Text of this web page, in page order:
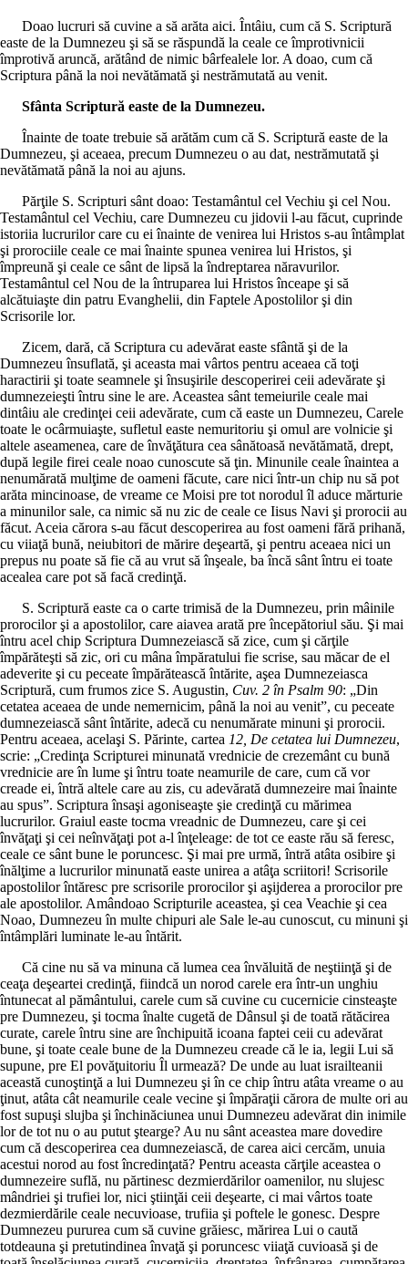
Doao lucruri să cuvine a să arăta aici. Întâiu, cum că S. Scriptură
easte de la Dumnezeu şi să se răspundă la ceale ce împrotivnicii
împrotivă aruncă, arătând de nimic bârfealele lor. A doao, cum că
Scriptura până la noi nevătămată şi nestrămutată au venit.
Sfânta Scriptură easte de la Dumnezeu.
Înainte de toate trebuie să arătăm cum că S. Scriptură easte de la
Dumnezeu, şi aceaea, precum Dumnezeu o au dat, nestrămutată şi
nevătămată până la noi au ajuns.
Părţile S. Scripturi sânt doao: Testamântul cel Vechiu şi cel Nou.
Testamântul cel Vechiu, care Dumnezeu cu jidovii l-au făcut, cuprinde
istoriia lucrurilor care cu ei înainte de venirea lui Hristos s-au întâmplat
şi prorociile ceale ce mai înainte spunea venirea lui Hristos, şi
împreună şi ceale ce sânt de lipsă la îndreptarea năravurilor.
Testamântul cel Nou de la întruparea lui Hristos înceape şi să
alcătuiaşte din patru Evanghelii, din Faptele Apostolilor şi din
Scrisorile lor.
Zicem, dară, că Scriptura cu adevărat easte sfântă şi de la
Dumnezeu însuflată, şi aceasta mai vârtos pentru aceaea că toţi
haractirii şi toate seamnele şi însuşirile descoperirei ceii adevărate şi
dumnezeieşti întru sine le are. Aceastea sânt temeiurile ceale mai
dintâiu ale credinţei ceii adevărate, cum că easte un Dumnezeu, Carele
toate le ocârmuiaşte, sufletul easte nemuritoriu şi omul are volnicie şi
altele aseamenea, care de învăţătura cea sânătoasă nevătămată, drept,
după legile firei ceale noao cunoscute să ţin. Minunile ceale înaintea a
nenumărată mulţime de oameni făcute, care nici într-un chip nu să pot
arăta mincinoase, de vreame ce Moisi pre tot norodul îl aduce mărturie
a minunilor sale, ca nimic să nu zic de ceale ce Iisus Navi şi prorocii au
făcut. Aceia cărora s-au făcut descoperirea au fost oameni fără prihană,
cu viiaţă bună, neiubitori de mărire deşeartă, şi pentru aceaea nici un
prepus nu poate să fie că au vrut să înşeale, ba încă sânt întru ei toate
acealea care pot să facă credinţă.
S. Scriptură easte ca o carte trimisă de la Dumnezeu, prin mâinile
prorocilor şi a apostolilor, care aiavea arată pre începătoriul său. Şi mai
întru acel chip Scriptura Dumnezeiască să zice, cum şi cărţile
împărăteşti să zic, ori cu mâna împăratului fie scrise, sau măcar de el
adeverite şi cu peceate împărătească întărite, aşea Dumnezeiasca
Scriptură, cum frumos zice S. Augustin, Cuv. 2 în Psalm 90: „Din
cetatea aceaea de unde nemernicim, până la noi au venit”, cu peceate
dumnezeiască sânt întărite, adecă cu nenumărate minuni şi prorocii.
Pentru aceaea, acelaşi S. Părinte, cartea 12, De cetatea lui Dumnezeu,
scrie: „Credinţa Scripturei minunată vrednicie de crezemânt cu bună
vrednicie are în lume şi întru toate neamurile de care, cum că vor
creade ei, întră altele care au zis, cu adevărată dumnezeire mai înainte
au spus”. Scriptura însaşi agoniseaşte şie credinţă cu mărimea
lucrurilor. Graiul easte tocma vreadnic de Dumnezeu, care şi cei
învăţaţi şi cei neînvăţaţi pot a-l înţeleage: de tot ce easte rău să feresc,
ceale ce sânt bune le poruncesc. Şi mai pre urmă, întră atâta osibire şi
înălţime a lucrurilor minunată easte unirea a atâţa scriitori! Scrisorile
apostolilor întăresc pre scrisorile prorocilor şi aşijderea a prorocilor pre
ale apostolilor. Amândoao Scripturile aceastea, şi cea Veachie şi cea
Noao, Dumnezeu în multe chipuri ale Sale le-au cunoscut, cu minuni şi
întâmplări luminate le-au întărit.
Că cine nu să va minuna că lumea cea învăluită de neştiinţă şi de
ceaţa deşeartei credinţă, fiindcă un norod carele era într-un unghiu
întunecat al pământului, carele cum să cuvine cu cucernicie cinsteaşte
pre Dumnezeu, şi tocma înalte cugetă de Dânsul şi de toată rătăcirea
curate, carele întru sine are închipuită icoana faptei ceii cu adevărat
bune, şi toate ceale bune de la Dumnezeu creade că le ia, legii Lui să
supune, pre El povăţuitoriu Îl urmează? De unde au luat israilteanii
această cunoştinţă a lui Dumnezeu şi în ce chip întru atâta vreame o au
ţinut, atâta cât neamurile ceale vecine şi împăraţii cărora de multe ori au
fost supuşi slujba şi închinăciunea unui Dumnezeu adevărat din inimile
lor de tot nu o au putut ştearge? Au nu sânt aceastea mare dovedire
cum că descoperirea cea dumnezeiască, de carea aici cercăm, unuia
acestui norod au fost încredinţată? Pentru aceasta cărţile aceastea o
dumnezeire suflă, nu părtinesc dezmierdărilor oamenilor, nu slujesc
mândriei şi trufiei lor, nici ştiinţăi ceii deşearte, ci mai vârtos toate
dezmierdările ceale necuvioase, trufiia şi poftele le gonesc. Despre
Dumnezeu pururea cum să cuvine grăiesc, mărirea Lui o caută
totdeauna şi pretutindinea învaţă şi poruncesc viiaţă cuvioasă şi de